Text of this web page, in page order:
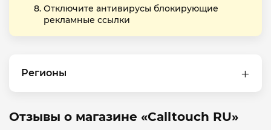
Отключите антивирусы блокирующие
рекламные ссылки
Регионы
Отзывы о магазине «Calltouch RU»